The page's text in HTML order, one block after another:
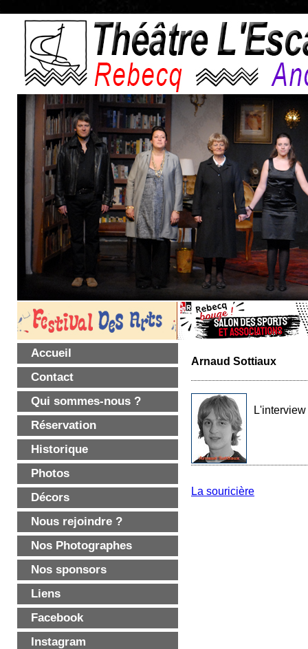
Accueil
Contact
Qui sommes-nous ?
Réservation
Historique
Photos
Décors
Nous rejoindre ?
Nos Photographes
Nos sponsors
Liens
Facebook
Instagram
Arnaud Sottiaux
La souricière